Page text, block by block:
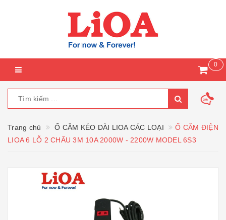
0
Trang chủ Ổ CẮM KÉO DÀI LIOA CÁC LOẠI
Ổ CẮM ĐIỆN
LIOA 6 LỖ 2 CHẤU 3M 10A 2000W - 2200W MODEL 6S3